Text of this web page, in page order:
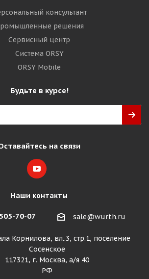
консультант
решения
Сервисный центр
Система ORSY
ORSY Mobile
Будьте в курсе!
на связи
Наши контакты
70-07 sale@wurth.ru
Корнилова, вл..3, стр.1, поселение
Сосенское
117321, г. Москва, а/я 40
РФ